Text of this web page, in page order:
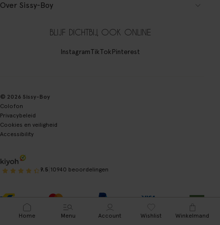
Over Sissy-Boy
BLIJF DICHTBIJ, OOK ONLINE
InstagramTikTokPinterest
© 2026 Sissy-Boy
Colofon
Privacybeleid
Cookies en veiligheid
Accessibility
9.5 10940 beoordelingen
Home Menu Account Wishlist Winkelmand